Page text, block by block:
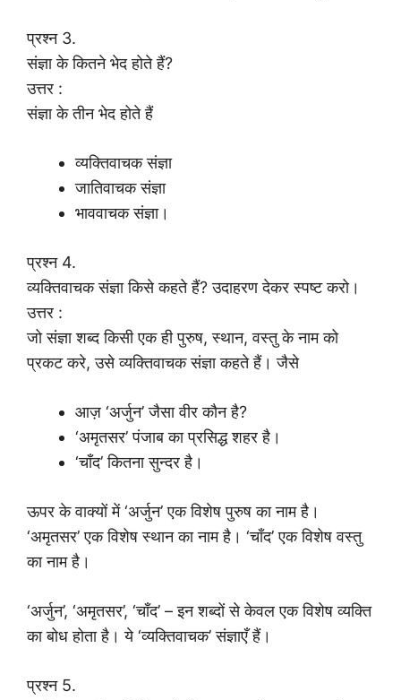
प्रश्न 3.
संज्ञा के कितने भेद होते हैं?
उत्तर :
संज्ञा के तीन भेद होते हैं
व्यक्तिवाचक संज्ञा
जातिवाचक संज्ञा
भाववाचक संज्ञा।
प्रश्न 4.
व्यक्तिवाचक संज्ञा किसे कहते हैं? उदाहरण देकर स्पष्ट करो।
उत्तर :
जो संज्ञा शब्द किसी एक ही पुरुष, स्थान, वस्तु के नाम को
प्रकट करे, उसे व्यक्तिवाचक संज्ञा कहते हैं। जैसे
आज़ ‘अर्जुन’ जैसा वीर कौन है?
‘अमृतसर’ पंजाब का प्रसिद्ध शहर है।
‘चाँद’ कितना सुन्दर है।
ऊपर के वाक्यों में ‘अर्जुन’ एक विशेष पुरुष का नाम है।
‘अमृतसर’ एक विशेष स्थान का नाम है। ‘चाँद’ एक विशेष वस्तु
का नाम है।
‘अर्जुन’, ‘अमृतसर’, ‘चाँद’ – इन शब्दों से केवल एक विशेष व्यक्ति
का बोध होता है। ये ‘व्यक्तिवाचक’ संज्ञाएँ हैं।
प्रश्न 5.